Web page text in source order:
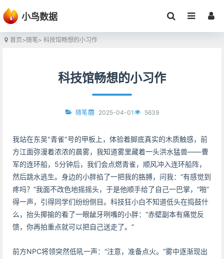
小鸟数据
首页>随笔> 科技馆畅想的小习作
科技馆畅想的小习作
随笔 2025-04-01 5639
我站在东吴"青雀"号的甲板上，体验着脚底真实的木质触感，前
方江面弥漫着浓浓的晨雾，我知道雾里藏着一头洪水猛兽——曹
军的连环船，5分钟后，我们会点燃青雀，顺风冲入连环船阵，
然后跳水逃生。身边的小胖掐了一把我的胳膊，问我：“有感觉到
疼吗？”我面不改色地摇摇头，于是他顺手给了自己一巴掌，“啪”
得一声，引得同学们纷纷侧目。科技狂小白不知道低头在捣鼓什
么，抬头揶揄的看了一眼龇牙咧嘴的小胖：“赤壁副本有痛觉反
馈，你再拍重点就可以把自己送走了。”
前方NPC将领突然低吼一声：“注意，准备点火。”雾中逐渐现出